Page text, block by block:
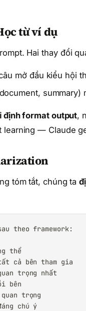
từ ví dụ
Hai thay đổi
mở đầu kiểu hội
summary)
định format output,
— Claude
tóm tắt, chúng ta
theo framework:
thể
cả bên tham gia
trọng nhất
bên
trọng
chú ý